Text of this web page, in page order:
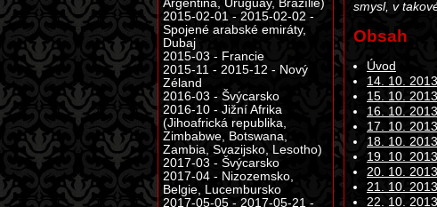
smysl, v
Obsah
Úvod
14. 10.
15. 10.
16. 10.
17. 10.
18. 10.
19. 10.
20. 10.
21. 10.
22. 10.
Argentina, Uruguay, Brazílie)
2015-02-01 - 2015-02-02 -
Spojené arabské emiráty,
Dubaj
2015-03 - Francie
2015-11 - 2015-12 - Nový
Zéland
2016-03 - Švýcarsko
2016-10 - Jižní Afrika
(Jihoafrická republika,
Zimbabwe, Botswana,
Zambia, Svazijsko, Lesotho)
2017-03 - Švýcarsko
2017-04 - Nizozemsko,
Belgie, Lucembursko
2017-05-05 - 2017-05-21 -